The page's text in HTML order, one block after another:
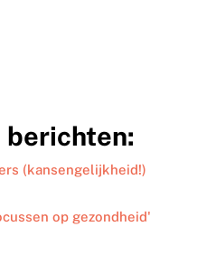
(kansengelijkheid!)
op gezondheid'